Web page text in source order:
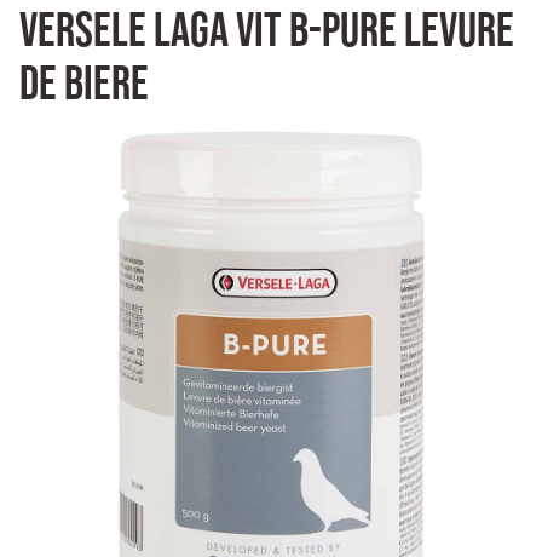
versele laga vit b-pure levure
de biere